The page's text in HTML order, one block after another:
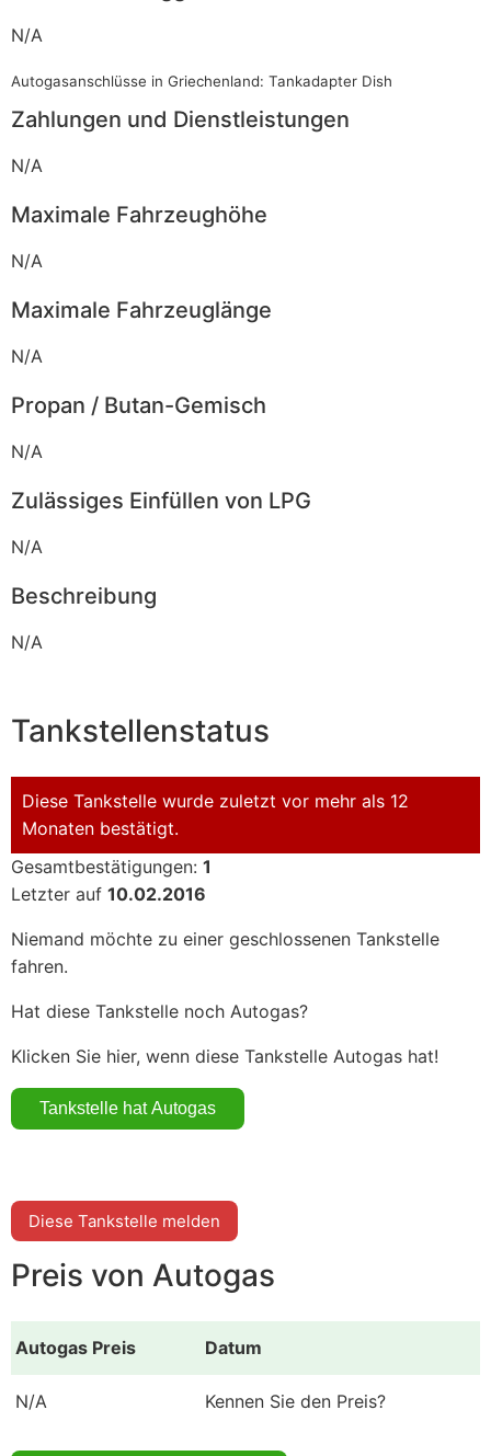
N/A
Autogasanschlüsse in Griechenland: Tankadapter Dish
Zahlungen und Dienstleistungen
N/A
Maximale Fahrzeughöhe
N/A
Maximale Fahrzeuglänge
N/A
Propan / Butan-Gemisch
N/A
Zulässiges Einfüllen von LPG
N/A
Beschreibung
N/A
Tankstellenstatus
Diese Tankstelle wurde zuletzt vor mehr als 12
Monaten bestätigt.
Gesamtbestätigungen: 1
Letzter auf 10.02.2016
Niemand möchte zu einer geschlossenen Tankstelle
fahren.
Hat diese Tankstelle noch Autogas?
Klicken Sie hier, wenn diese Tankstelle Autogas hat!
Diese Tankstelle melden
Preis von Autogas
Autogas Preis Datum
N/A Kennen Sie den Preis?